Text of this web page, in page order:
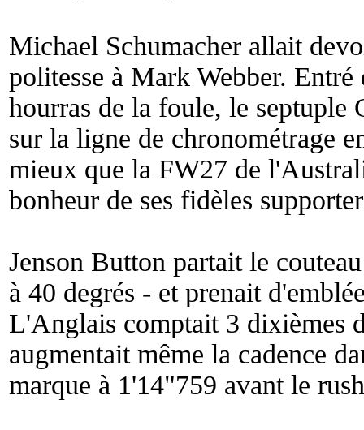
Michael Schumacher allait
politesse à Mark Webber. Entré
hourras de la foule, le septuple
sur la ligne de chronométrage
mieux que la FW27 de
bonheur de ses fidèles
Jenson Button partait le
à 40 degrés - et prenait
L'Anglais comptait 3 dixièmes
augmentait même la cadence
marque à 1'14"759 avant le